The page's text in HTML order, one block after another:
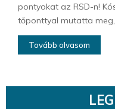
pontyokat az RSD-n!
tőponttyal mutatta
Tovább olvasom